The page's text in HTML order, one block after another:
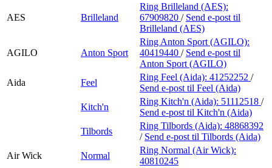
AES Brilleland
Ring Brilleland (AES):
67909820 / Send e-post til
Brilleland (AES)
AGILO Anton Sport
Ring Anton Sport (AGILO):
40419440 / Send e-post til
Anton Sport (AGILO)
Aida
Feel
Ring Feel (Aida): 41252252 /
Send e-post til Feel (Aida)
Kitch'n
Ring Kitch'n (Aida): 51112518 /
Send e-post til Kitch'n (Aida)
Tilbords
Ring Tilbords (Aida): 48868392
/ Send e-post til Tilbords (Aida)
Air Wick
Normal
Ring Normal (Air Wick):
40810245